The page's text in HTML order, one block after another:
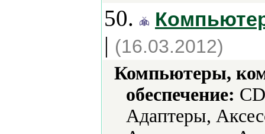
50.
| (16.03.2012)
Компьютеры,
обеспечение:
Адаптеры,